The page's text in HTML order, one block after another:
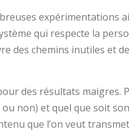
expérimentations
qui respecte la
des chemins inutiles et
des résultats
non) et quel que soit
que l’on veut